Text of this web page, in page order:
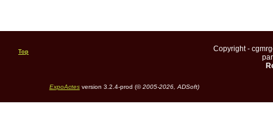
Top
Copyright -
ExpoActesversion 3.2.4-prod (©2005-2026, ADSoft)